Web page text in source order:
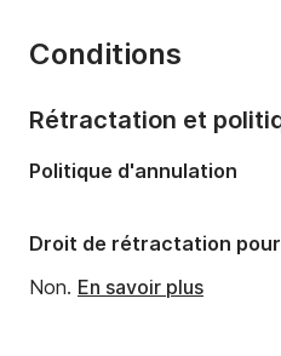
Capacité à bord:
Nombre de couchages:
Conditions
Rétractation et
Politique d'annulation
Droit de rétractation
Non. En savoir plus